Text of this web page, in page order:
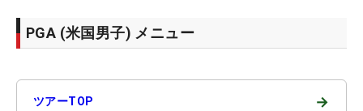
PGA (米国男子) メニュー
ツアーTOP →